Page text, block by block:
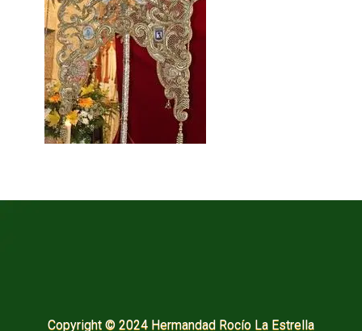
Copyright © 2024 Hermandad Rocío La Estrella